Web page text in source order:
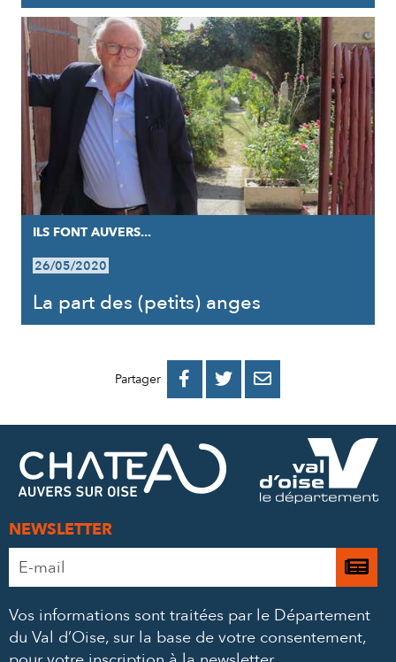
ILS FONT AUVERS...
26/05/2020
La part des (petits) anges
Partager 
PARTAGER
FACEBOOK
PARTAGER
PARTAGER
MAIL
NEWSLETTER
Adresse
e-
*
Je
à
Vos informations sont traitées par le Département
du Val d’Oise, sur la base de votre consentement,